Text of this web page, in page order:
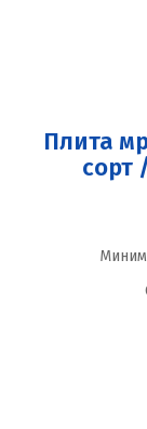
Плита
сорт